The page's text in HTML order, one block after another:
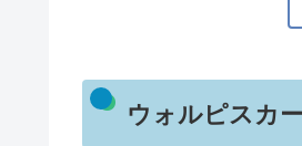
ウォルピスカ